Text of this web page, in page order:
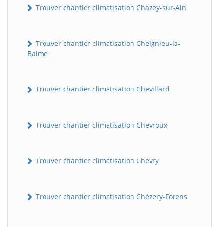
Trouver chantier climatisation Chazey-sur-Ain
Trouver chantier climatisation Cheignieu-la-
Balme
Trouver chantier climatisation Chevillard
Trouver chantier climatisation Chevroux
Trouver chantier climatisation Chevry
Trouver chantier climatisation Chézery-Forens